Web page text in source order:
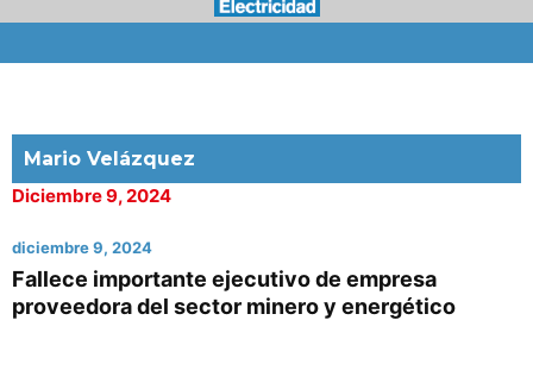
Mario Velázquez
Diciembre 9, 2024
diciembre 9, 2024
Fallece importante ejecutivo de empresa
proveedora del sector minero y energético